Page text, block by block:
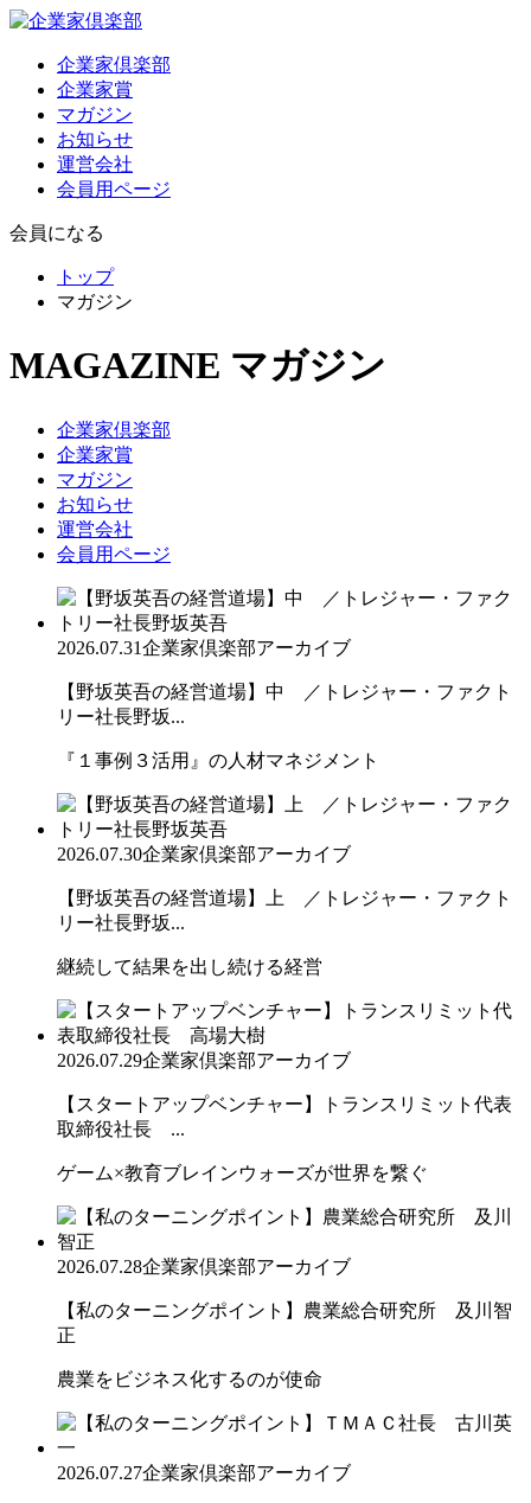
企業家倶楽部
企業家賞
マガジン
お知らせ
運営会社
会員用ページ
会員になる
トップ
マガジン
MAGAZINE マガジン
企業家倶楽部
企業家賞
マガジン
お知らせ
運営会社
会員用ページ
2026.07.31企業家倶楽部アーカイブ
【野坂英吾の経営道場】中 ／トレジャー・ファクト
リー社長野坂...
『１事例３活用』の人材マネジメント
2026.07.30企業家倶楽部アーカイブ
【野坂英吾の経営道場】上 ／トレジャー・ファクト
リー社長野坂...
継続して結果を出し続ける経営
2026.07.29企業家倶楽部アーカイブ
【スタートアップベンチャー】トランスリミット代表
取締役社長 ...
ゲーム×教育ブレインウォーズが世界を繋ぐ
2026.07.28企業家倶楽部アーカイブ
【私のターニングポイント】農業総合研究所 及川智
正
農業をビジネス化するのが使命
2026.07.27企業家倶楽部アーカイブ